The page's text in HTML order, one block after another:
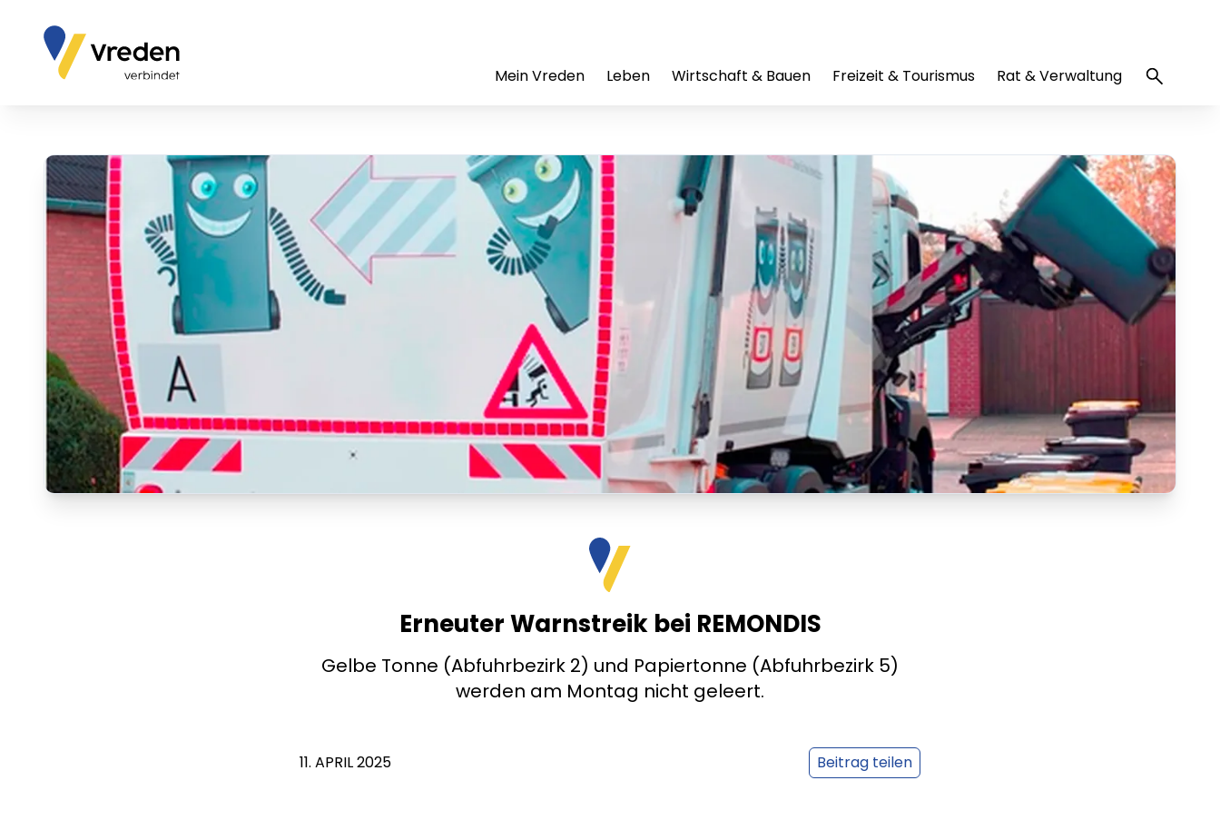
Mein Vreden Leben Wirtschaft & Bauen Freizeit & Tourismus Rat & Verwaltung
Erneuter Warnstreik bei REMONDIS
Gelbe Tonne (Abfuhrbezirk 2) und Papiertonne (Abfuhrbezirk 5)
werden am Montag nicht geleert.
11. APRIL 2025 Beitrag teilen